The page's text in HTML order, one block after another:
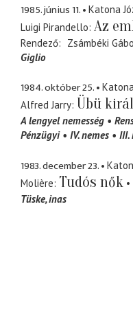
1985. június 11.
Katona
Luigi Pirandello Az
Rendező
Zsámbéki
Giglio
1984. október 25.
Alfred Jarry Übü
A lengyel nemesség
Pénzügyi
IV. nemes III.
1983. december 23.
Molière Tudós nők
Tüske inas